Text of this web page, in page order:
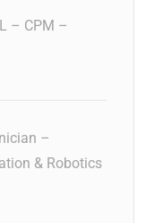
– CPM –
–
& Robotics